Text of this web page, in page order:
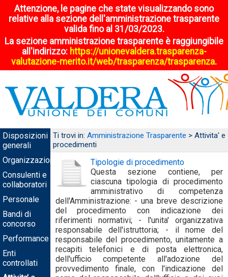
Attenzione, le pagine che state visualizzando sono
relative alla sezione dell'amministrazione trasparente
valida fino al 31/03/2023.
La sezione amministrazione trasparente è raggiungibile
all'indirizzo: https://unionevaldera.trasparenza-
valutazione-merito.it/web/trasparenza/trasparenza.
Disposizioni
generali
Organizzazione
Consulenti e
collaboratori
Personale
Bandi di
concorso
Performance
Enti
controllati
Ti trovi in: Amministrazione Trasparente > Attivita' e
procedimenti
Tipologie di procedimento
Questa sezione contiene, per
ciascuna tipologia di procedimento
amministrativo di competenza
dell'Amministrazione: - una breve descrizione
del procedimento con indicazione dei
riferimenti normativi; - l'unita' organizzativa
responsabile dell'istruttoria; - il nome del
responsabile del procedimento, unitamente a
recapiti telefonici e di posta elettronica,
dell'ufficio competente all'adozione del
provvedimento finale, con l'indicazione del